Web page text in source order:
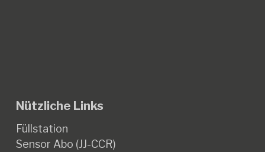
Nützliche Links
Füllstation
Sensor Abo (JJ-CCR)